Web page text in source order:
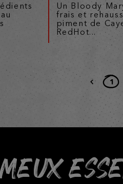
Un Bloody
frais et
piment de
RedHot...
1